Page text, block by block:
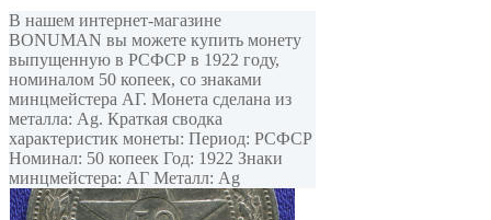
В нашем интернет-магазине
BONUMAN вы можете купить монету
выпущенную в РСФСР в 1922 году,
номиналом 50 копеек, cо знаками
минцмейстера АГ. Монета сделана из
металла: Ag. Краткая сводка
характеристик монеты: Период: РСФСР
Номинал: 50 копеек Год: 1922 Знаки
минцмейстера: АГ Металл: Ag